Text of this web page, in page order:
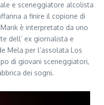
e sceneggiatore alcolista
a finire il copione di
è interpretato da uno
dell’ ex giornalista e
Mela per l’assolata Los
di giovani sceneggiatori,
dei sogni.